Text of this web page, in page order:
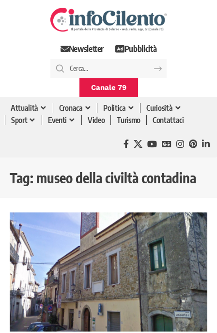
Newsletter Pubblicità
Canale 79
Attualità Cronaca Politica
Curiosità
Sport
Eventi Video Turismo Contattaci
Tag: museo della civiltà contadina